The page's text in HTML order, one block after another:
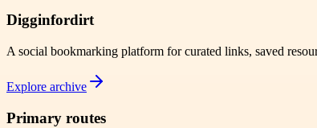
Digginfordirt
A social bookmarking platform for curated links, saved
Explore archive
Primary routes